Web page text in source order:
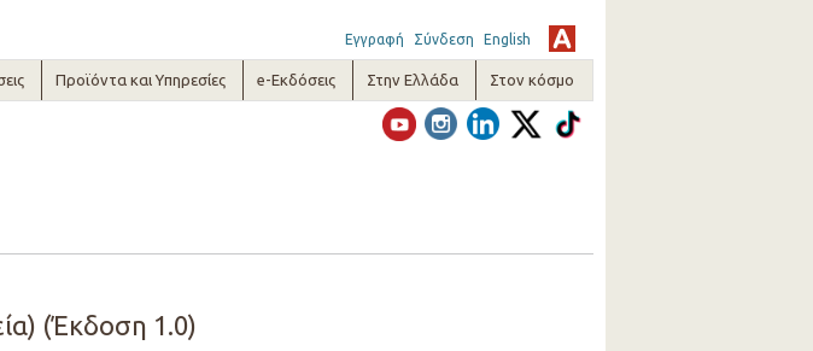
Εγγραφή Σύνδεση English
Προϊόντα και Υπηρεσίες e-Εκδόσεις Στην Ελλάδα Στον κόσμο
(Έκδοση 1.0)